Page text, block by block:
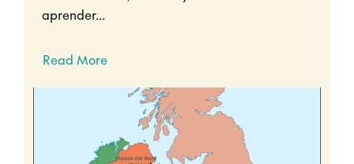
aprender...
Read More